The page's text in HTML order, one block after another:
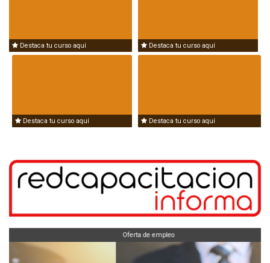
Destaca tu curso aquí Destaca tu curso aquí
Destaca tu curso aquí Destaca tu curso aquí